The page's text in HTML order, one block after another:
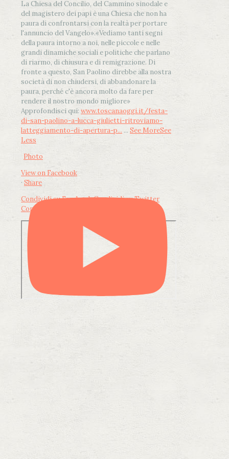
La Chiesa del Concilio, del Cammino sinodale e
del magistero dei papi è una Chiesa che non ha
paura di confrontarsi con la realtà per portare
l'annuncio del Vangelo».«Vediamo tanti segni
della paura intorno a noi, nelle piccole e nelle
grandi dinamiche sociali e politiche che parlano
di riarmo, di chiusura e di remigrazione. Di
fronte a questo, San Paolino direbbe alla nostra
società di non chiudersi, di abbandonare la
paura, perché c'è ancora molto da fare per
rendere il nostro mondo migliore»
Approfondisci qui: www.toscanaoggi.it/festa-
di-san-paolino-a-lucca-giulietti-ritroviamo-
latteggiamento-di-apertura-p... ... See MoreSee
Less
Photo
View on Facebook
· Share
Condividi su FacebookCondividi su Twitter
Condividi su LinkedIn